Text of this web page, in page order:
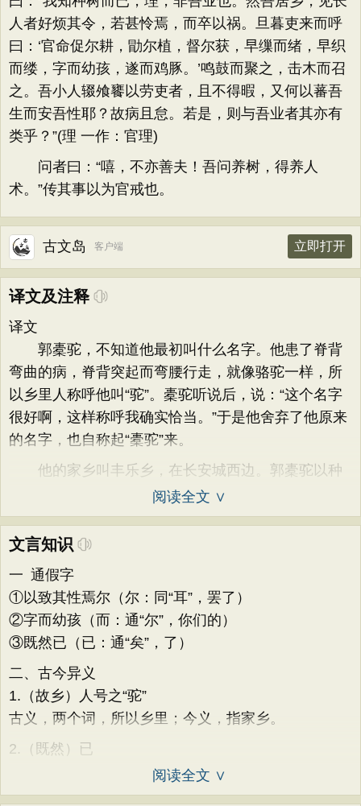
人者好烦其令，若甚怜焉，而卒以祸。旦暮吏来而呼
曰：‘官命促尔耕，勖尔植，督尔获，早缫而绪，早织
而缕，字而幼孩，遂而鸡豚。’鸣鼓而聚之，击木而召
之。吾小人辍飧饔以劳吏者，且不得暇，又何以蕃吾
生而安吾性耶？故病且怠。若是，则与吾业者其亦有
类乎？”(理 一作：官理)
问者曰：“嘻，不亦善夫！吾问养树，得养人
术。”传其事以为官戒也。
古文岛 客户端 立即打开
译文及注释
译文
郭橐驼，不知道他最初叫什么名字。他患了脊背
弯曲的病，脊背突起而弯腰行走，就像骆驼一样，所
以乡里人称呼他叫“驼”。橐驼听说后，说：“这个名字
很好啊，这样称呼我确实恰当。”于是他舍弃了他原来
的名字，也自称起“橐驼”来。
他的家乡叫丰乐乡，在长安城西边。郭橐驼以种
阅读全文 ∨
文言知识
一 通假字
①以致其性焉尔（尔：同“耳”，罢了）
②字而幼孩（而：通“尔”，你们的）
③既然已（已：通“矣”，了）
二、古今异义
1.（故乡）人号之“驼”
古义，两个词，所以乡里；今义，指家乡。
2.（既然）已
阅读全文 ∨